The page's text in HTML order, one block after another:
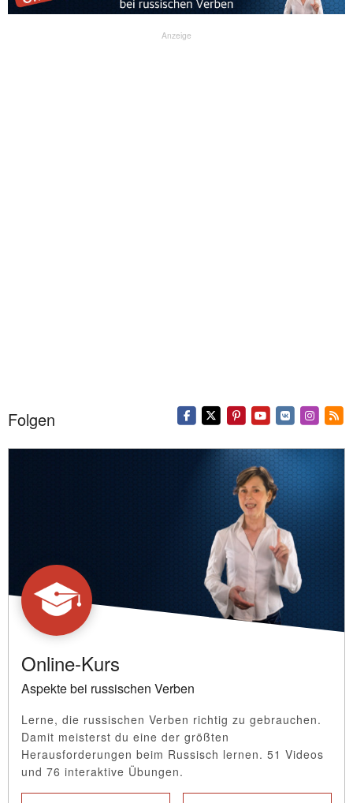
Anzeige
Folgen
Online-Kurs
Aspekte bei russischen Verben
Lerne, die russischen Verben richtig zu gebrauchen.
Damit meisterst du eine der größten
Herausforderungen beim Russisch lernen. 51 Videos
und 76 interaktive Übungen.